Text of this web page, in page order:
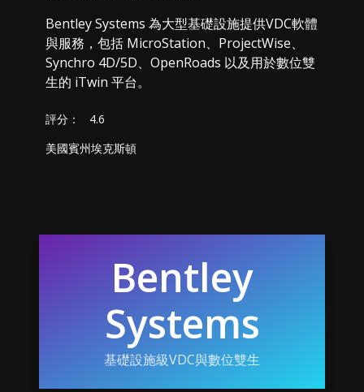
Bentley Systems 為大型基礎設施提供VDC軟體
與服務，包括 MicroStation、ProjectWise、
Synchro 4D/5D、OpenRoads 以及用於數位雙
生的 iTwin 平台。
評分：
4.6
美國賓州埃克斯頓
Bentley
Systems
基礎設施級VDC與數位雙生